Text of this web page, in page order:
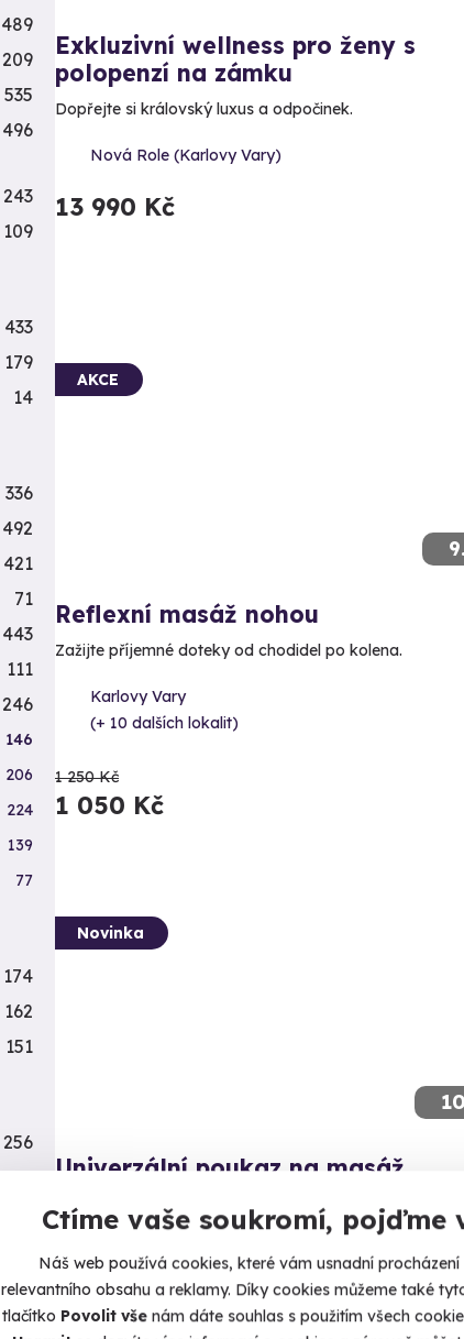
Ctíme vaše soukromí, pojďme
Náš web používá cookies, které vám usnadní
relevantního obsahu a reklamy. Díky cookies můžeme také
tlačítko Povolit vše nám dáte souhlas s použitím všech
Exkluzivní wellness pro ženy s
polopenzí na zámku
Dopřejte si královský luxus a odpočinek.
Nová Role (Karlovy Vary)
13 990 Kč
AKCE
Reflexní masáž nohou
Zažijte příjemné doteky od chodidel po kolena.
Karlovy Vary
(+ 10 dalších lokalit)
1 250 Kč
1 050 Kč
Novinka
Univerzální poukaz na masáž
Vyberte si jednu z luxusních masážích a dopřejte si chvíli
odpočínku
Karlovy Vary
(+ 10 dalších lokalit)
489
209
535
496
243
109
433
179
14
336
492
421
71
443
111
246
146
206
224
139
77
174
162
151
256
453
551
294